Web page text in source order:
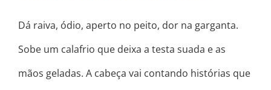
Dá raiva, ódio, aperto no peito, dor na garganta.
Sobe um calafrio que deixa a testa suada e as
mãos geladas. A cabeça vai contando histórias que